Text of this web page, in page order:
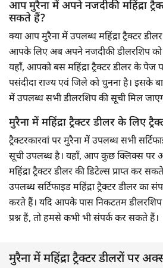
आप मुरैना में अपने नजदीकी महिंद्रा
सकते हैं?
क्या आप मुरैना में उपलब्ध महिंद्रा ट्रैक्टर
आपके लिए अब अपने नजदीकी डीलरशिप को
यहाँ, आपको बस महिंद्रा ट्रैक्टर डीलर के पेज
पसंदीदा राज्य एवं जिले को चुनना है। इसके
में उपलब्ध सभी डीलरशिप की सूची मिल
मुरैना में महिंद्रा ट्रैक्टर डीलर के लिए
ट्रैक्टरकारवां पर मुरैना में उपलब्ध सभी
सूची उपलब्ध है। यहाँ, आप कुछ क्लिक्स पर
महिंद्रा ट्रैक्टर डीलर की डिटेल्स प्राप्त कर
उपलब्ध सर्टिफाइड महिंद्रा ट्रैक्टर डीलर का
करते हैं। यदि आपके पास निकटतम
प्रश्न हैं, तो हमसे कभी भी संपर्क कर सकते हैं।
मुरैना में महिंद्रा ट्रैक्टर डीलरों पर